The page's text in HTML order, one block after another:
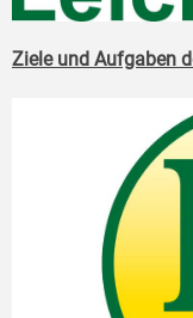
Ziele und Aufgaben